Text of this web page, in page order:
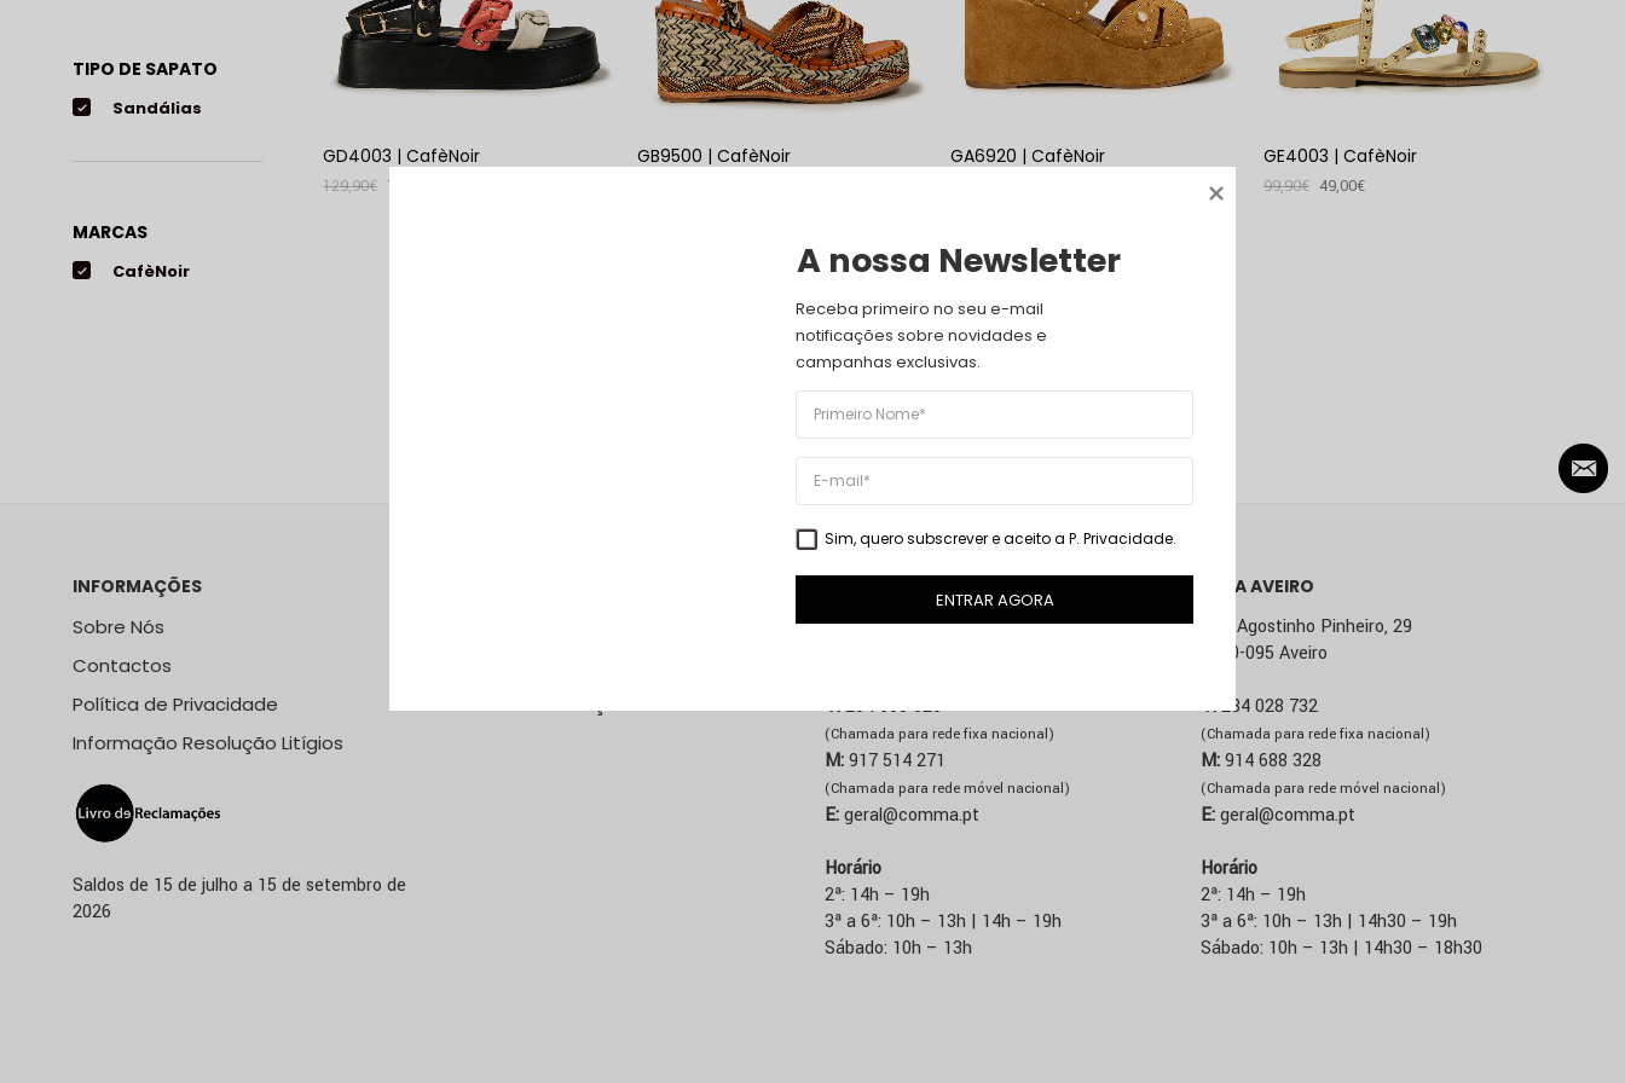
TIPO DE SAPATO
Sandálias
MARCAS
CafèNoir
GD4003 | CafèNoir
129,90€ 79,00
GB9500 | CafèNoir GA6920 | CafèNoir GE4003 | CafèNoir
99,90€ 49,00€
INFORMAÇÕES
Sobre Nós
Contactos
Política de Privacidade
Informação Resolução Litígios
Saldos de 15 de julho a 15 de setembro de
2026
Rua José Sucena, 231
T:234 603 020
(Chamada para rede fixa nacional)
M:917 514 271
(Chamada para rede móvel nacional)
E:geral@comma.pt
Horário
2ª: 14h – 19h
3ª a 6ª: 10h – 13h | 14h – 19h
Sábado: 10h – 13h
LOJA AVEIRO
Rua Agostinho Pinheiro, 29
3800-095 Aveiro
T:234 028 732
(Chamada para rede fixa nacional)
M:914 688 328
(Chamada para rede móvel nacional)
E:geral@comma.pt
Horário
2ª: 14h – 19h
3ª a 6ª: 10h – 13h | 14h30 – 19h
Sábado: 10h – 13h | 14h30 – 18h30
A nossa Newsletter
Receba primeiro no seu e-mail
notificações sobre novidades e
campanhas exclusivas.
Sim, quero subscrever e aceito a P. Privacidade.
ENTRAR AGORA